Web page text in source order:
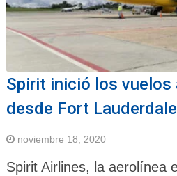
Spirit inició los vuelos
desde Fort Lauderdale
noviembre 18, 2020
Spirit Airlines, la aerolínea